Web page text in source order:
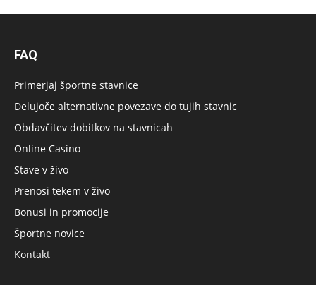
FAQ
Primerjaj športne stavnice
Delujoče alternativne povezave do tujih stavnic
Obdavčitev dobitkov na stavnicah
Online Casino
Stave v živo
Prenosi tekem v živo
Bonusi in promocije
Športne novice
Kontakt